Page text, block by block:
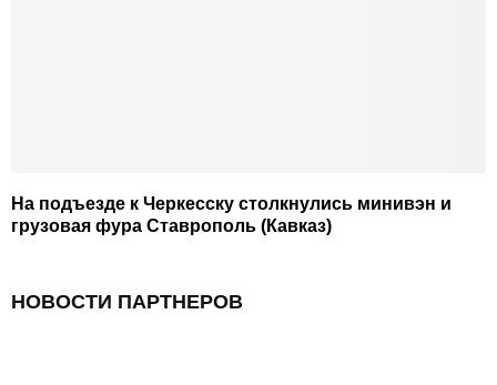
На подъезде к Черкесску столкнулись минивэн и
грузовая фура Ставрополь (Кавказ)
НОВОСТИ ПАРТНЕРОВ